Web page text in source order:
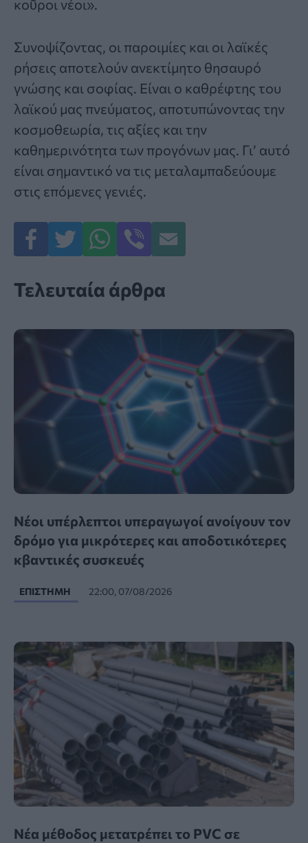
κοῦροι νέοι».
Συνοψίζοντας, οι παροιμίες και οι λαϊκές
ρήσεις αποτελούν ανεκτίμητο θησαυρό
γνώσης και σοφίας. Είναι ο καθρέφτης του
λαϊκού μας πνεύματος, αποτυπώνοντας την
κοσμοθεωρία, τις αξίες και την
καθημερινότητα των προγόνων μας. Γι’ αυτό
είναι σημαντικό να τις μεταλαμπαδεύουμε
στις επόμενες γενιές.
Τελευταία άρθρα
Νέοι υπέρλεπτοι υπεραγωγοί ανοίγουν τον
δρόμο για μικρότερες και αποδοτικότερες
κβαντικές συσκευές
ΕΠΙΣΤΉΜΗ 22:00, 07/08/2026
Νέα μέθοδος μετατρέπει το PVC σε